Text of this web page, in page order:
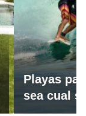
Playas
sea cual